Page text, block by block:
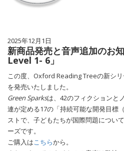
2025年12月1日
新商品発売と音声追加のお
Level 1- 6」
この度、Oxford Reading Treeの新シリ
を発売いたしました。
Green Sparksは、42のフィクションと
連が定める17の「持続可能な開発目標
ストで、子どもたちが国際問題につい
ーズです。
ご購入はこちらから。